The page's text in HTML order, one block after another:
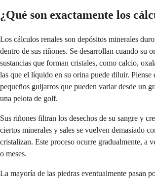
¿Qué son exactamente los
Los cálculos renales son depósitos minerales
dentro de sus riñones. Se desarrollan cuando su
sustancias que forman cristales, como calcio,
las que el líquido en su orina puede diluir. Piense
pequeños guijarros que pueden variar desde un
una pelota de golf.
Sus riñones filtran los desechos de su sangre y
ciertos minerales y sales se vuelven demasiado
cristalizan. Este proceso ocurre gradualmente, a
o meses.
La mayoría de las piedras eventualmente pasan